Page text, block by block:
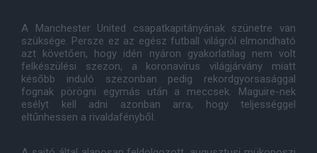
A Manchester United csapatkapitányának szünetre van
szüksége. Persze ez az egész futball világról elmondható
azt követően, hogy idén nyáron gyakorlatilag nem volt
felkészülési szezon, a koronavírus világjárvány miatt
később induló szezonban pedig rekordgyorsasággal
fognak pörögni egymás után a meccsek. Maguire-nek
esélyt kell adni azonban arra, hogy teljességgel
eltűnhessen a rivaldafényből.